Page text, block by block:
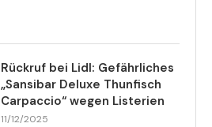
Rückruf bei Lidl: Gefährliches
„Sansibar Deluxe Thunfisch
Carpaccio“ wegen Listerien
11/12/2025